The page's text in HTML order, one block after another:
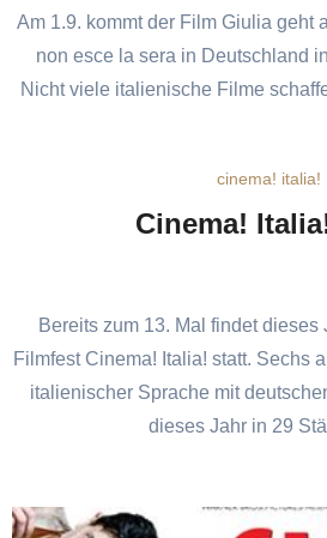
Am 1.9. kommt der Film Giulia geht
non esce la sera in Deutschland
Nicht viele italienische Filme
cinema! italia!
Cinema!
Bereits zum 13. Mal findet
Filmfest Cinema! Italia! statt. Sechs
italienischer Sprache mit
dieses Jahr in 29